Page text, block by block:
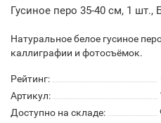
Гусиное перо 35-40 см, 1 шт.,
Натуральное белое гусиное
каллиграфии и фотосъёмок.
Рейтинг:
Артикул:
Доступно на складе: